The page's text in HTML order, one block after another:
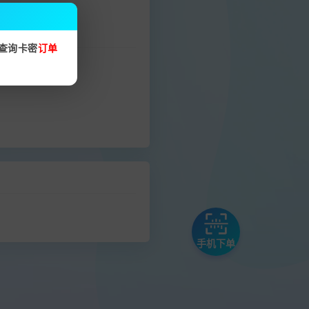
手机下单
询卡密订单